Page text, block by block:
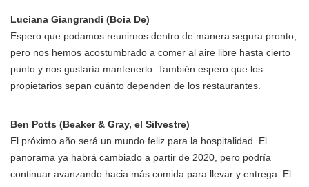
Luciana Giangrandi (Boia De)
Espero que podamos reunirnos dentro de manera segura pronto,
pero nos hemos acostumbrado a comer al aire libre hasta cierto
punto y nos gustaría mantenerlo. También espero que los
propietarios sepan cuánto dependen de los restaurantes.
Ben Potts (Beaker & Gray, el Silvestre)
El próximo año será un mundo feliz para la hospitalidad. El
panorama ya habrá cambiado a partir de 2020, pero podría
continuar avanzando hacia más comida para llevar y entrega. El